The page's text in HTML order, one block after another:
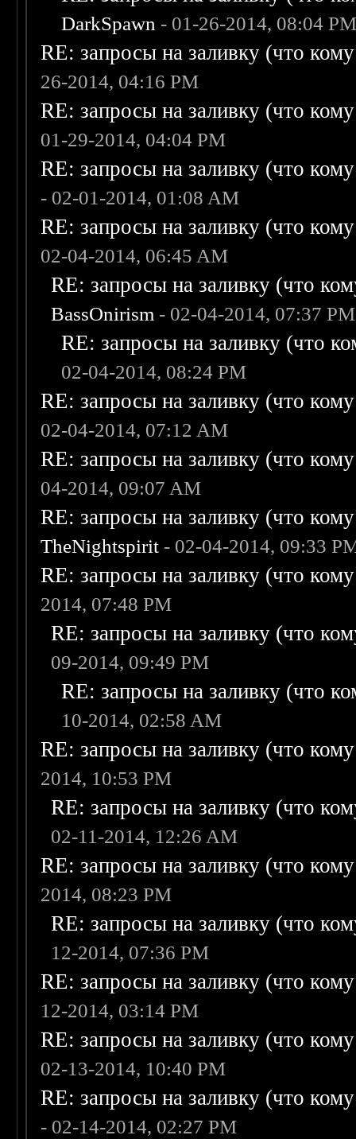
DarkSpawn - 01-26-2014, 08:04
RE: запросы на заливку (что
26-2014, 04:16 PM
RE: запросы на заливку (что
01-29-2014, 04:04 PM
RE: запросы на заливку (что
- 02-01-2014, 01:08 AM
RE: запросы на заливку (что
02-04-2014, 06:45 AM
RE: запросы на заливку (что
BassOnirism - 02-04-2014, 07:37 PM
RE: запросы на заливку (что
02-04-2014, 08:24 PM
RE: запросы на заливку (что
02-04-2014, 07:12 AM
RE: запросы на заливку (что
04-2014, 09:07 AM
RE: запросы на заливку (что
TheNightspirit - 02-04-2014, 09:33
RE: запросы на заливку (что
2014, 07:48 PM
RE: запросы на заливку (что
09-2014, 09:49 PM
RE: запросы на заливку (что
10-2014, 02:58 AM
RE: запросы на заливку (что
2014, 10:53 PM
RE: запросы на заливку (что
02-11-2014, 12:26 AM
RE: запросы на заливку (что
2014, 08:23 PM
RE: запросы на заливку (что
12-2014, 07:36 PM
RE: запросы на заливку (что
12-2014, 03:14 PM
RE: запросы на заливку (что
02-13-2014, 10:40 PM
RE: запросы на заливку (что
- 02-14-2014, 02:27 PM